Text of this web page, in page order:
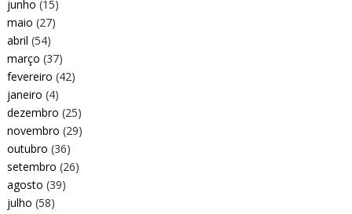
junho (15)
maio (27)
abril (54)
março (37)
fevereiro (42)
janeiro (4)
dezembro (25)
novembro (29)
outubro (36)
setembro (26)
agosto (39)
julho (58)